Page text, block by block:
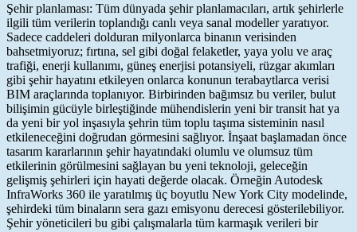
Şehir planlaması: Tüm dünyada şehir planlamacıları, artık şehirlerle
ilgili tüm verilerin toplandığı canlı veya sanal modeller yaratıyor.
Sadece caddeleri dolduran milyonlarca binanın verisinden
bahsetmiyoruz; fırtına, sel gibi doğal felaketler, yaya yolu ve araç
trafiği, enerji kullanımı, güneş enerjisi potansiyeli, rüzgar akımları
gibi şehir hayatını etkileyen onlarca konunun terabaytlarca verisi
BIM araçlarında toplanıyor. Birbirinden bağımsız bu veriler, bulut
bilişimin gücüyle birleştiğinde mühendislerin yeni bir transit hat ya
da yeni bir yol inşasıyla şehrin tüm toplu taşıma sisteminin nasıl
etkileneceğini doğrudan görmesini sağlıyor. İnşaat başlamadan önce
tasarım kararlarının şehir hayatındaki olumlu ve olumsuz tüm
etkilerinin görülmesini sağlayan bu yeni teknoloji, geleceğin
gelişmiş şehirleri için hayati değerde olacak. Örneğin Autodesk
InfraWorks 360 ile yaratılmış üç boyutlu New York City modelinde,
şehirdeki tüm binaların sera gazı emisyonu derecesi gösterilebiliyor.
Şehir yöneticileri bu gibi çalışmalarla tüm karmaşık verileri bir